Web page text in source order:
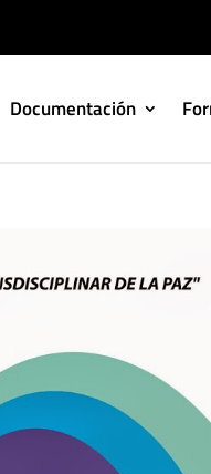
Documentación